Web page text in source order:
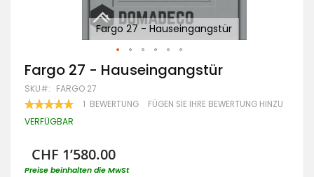
Fargo 27 - Hauseingangstür
Zum
Anfang
der
Bildgalerie
springen
Fargo 27 - Hauseingangstür
SKU FARGO 27
BEWERTUNG:
100
1 BEWERTUNG FÜGEN SIE IHRE BEWERTUNG HINZU
VERFÜGBAR
CHF 1’580.00
Preise beinhalten die MwSt